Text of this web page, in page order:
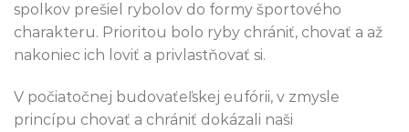
spolkov prešiel rybolov do formy športového
charakteru. Prioritou bolo ryby chrániť, chovať a až
nakoniec ich loviť a privlastňovať si.
V počiatočnej budovaťeľskej eufórii, v zmysle
princípu chovať a chrániť dokázali naši